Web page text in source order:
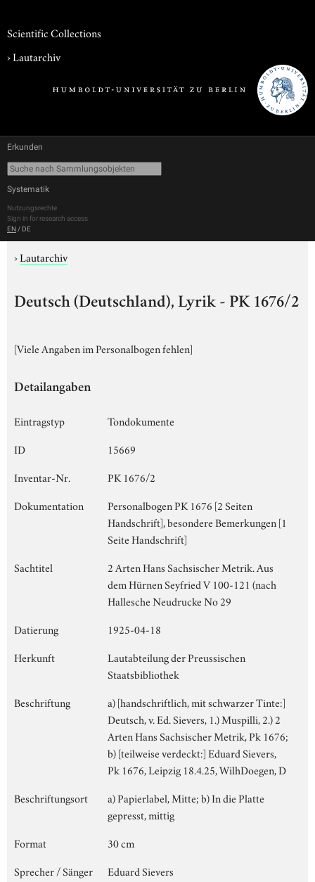
Scientific Collections
›Lautarchiv
Erkunden
Systematik
Nutzungsrechte
Sign in for research access
EN / DE
›Lautarchiv
Deutsch (Deutschland), Lyrik - PK 1676/2
[Viele Angaben im Personalbogen fehlen]
Detailangaben
Eintragstyp
Tondokumente
ID
15669
Inventar-Nr.
PK 1676/2
Dokumentation
Personalbogen PK 1676 [2 Seiten
Handschrift], besondere Bemerkungen [1
Seite Handschrift]
Sachtitel
2 Arten Hans Sachsischer Metrik. Aus
dem Hürnen Seyfried V 100-121 (nach
Hallesche Neudrucke No 29
Datierung
1925-04-18
Herkunft
Lautabteilung der Preussischen
Staatsbibliothek
Beschriftung
a) [handschriftlich, mit schwarzer Tinte:]
Deutsch, v. Ed. Sievers, 1.) Muspilli, 2.) 2
Arten Hans Sachsischer Metrik, Pk 1676;
b) [teilweise verdeckt:] Eduard Sievers,
Pk 1676, Leipzig 18.4.25, WilhDoegen, D
Beschriftungsort
a) Papierlabel, Mitte; b) In die Platte
gepresst, mittig
Format
30 cm
Sprecher / Sänger
Eduard Sievers